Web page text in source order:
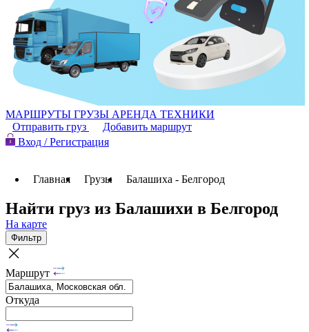
МАРШРУТЫ ГРУЗЫ АРЕНДА ТЕХНИКИ
Отправить груз
Добавить маршрут
Вход / Регистрация
Главная Грузы Балашиха - Белгород
Найти груз из Балашихи в Белгород
На карте
Фильтр
Маршрут
Откуда